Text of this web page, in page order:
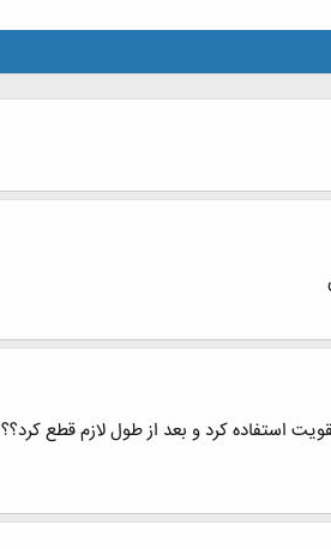
استفاده کرد و بعد از طول لازم قطع کرد؟؟